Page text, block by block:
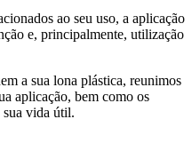
ao seu uso, a aplicação
e, principalmente, utilização
a sua lona plástica, reunimos
aplicação, bem como os
sua vida útil.